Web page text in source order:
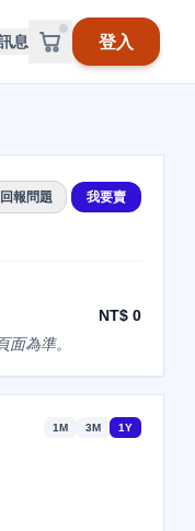
息 登入
回報問題 我要賣
NT$ 0
為準。
1M 3M 1Y